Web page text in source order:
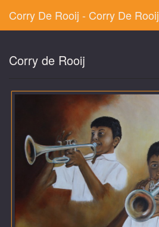
Corry De Rooij - Corry De Rooij
Corry de Rooij